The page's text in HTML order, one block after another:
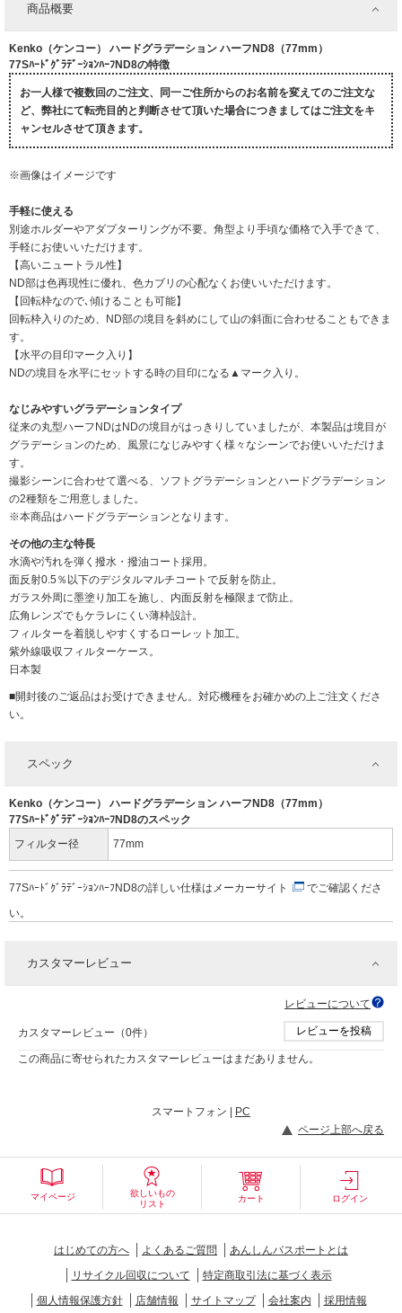
商品概要
Kenko（ケンコー） ハードグラデーション ハーフND8（77mm）
77SﾊｰﾄﾞｸﾞﾗﾃﾞｰｼｮﾝﾊｰﾌND8の特徴
お一人様で複数回のご注文、同一ご住所からのお名前を変えてのご注文な
ど、弊社にて転売目的と判断させて頂いた場合につきましてはご注文をキ
ャンセルさせて頂きます。
※画像はイメージです
手軽に使える
別途ホルダーやアダプターリングが不要。角型より手頃な価格で入手できて、
手軽にお使いいただけます。
【高いニュートラル性】
ND部は色再現性に優れ、色カブリの心配なくお使いいただけます。
【回転枠なので､傾けることも可能】
回転枠入りのため、ND部の境目を斜めにして山の斜面に合わせることもできま
す。
【水平の目印マーク入り】
NDの境目を水平にセットする時の目印になる▲マーク入り。
なじみやすいグラデーションタイプ
従来の丸型ハーフNDはNDの境目がはっきりしていましたが、本製品は境目が
グラデーションのため、風景になじみやすく様々なシーンでお使いいただけま
す。
撮影シーンに合わせて選べる、ソフトグラデーションとハードグラデーション
の2種類をご用意しました。
※本商品はハードグラデーションとなります。
その他の主な特長
水滴や汚れを弾く撥水・撥油コート採用。
面反射0.5％以下のデジタルマルチコートで反射を防止。
ガラス外周に墨塗り加工を施し、内面反射を極限まで防止。
広角レンズでもケラレにくい薄枠設計。
フィルターを着脱しやすくするローレット加工。
紫外線吸収フィルターケース。
日本製
■開封後のご返品はお受けできません。対応機種をお確かめの上ご注文くださ
い。
スペック
Kenko（ケンコー） ハードグラデーション ハーフND8（77mm）
77SﾊｰﾄﾞｸﾞﾗﾃﾞｰｼｮﾝﾊｰﾌND8のスペック
フィルター径
77mm
77SﾊｰﾄﾞｸﾞﾗﾃﾞｰｼｮﾝﾊｰﾌND8の詳しい仕様は メーカーサイト
でご確認くださ
い。
カスタマーレビュー
レビューについて
カスタマーレビュー（0件） レビューを投稿
この商品に寄せられたカスタマーレビューはまだありません。
スマートフォン |
PC
ページ上部へ戻る
マイページ
欲しいもの
リスト
カート ログイン
はじめての方へ よくあるご質問
あんしんパスポートとは
リサイクル回収について
特定商取引法に基づく表示
個人情報保護方針
店舗情報 サイトマップ 会社案内 採用情報